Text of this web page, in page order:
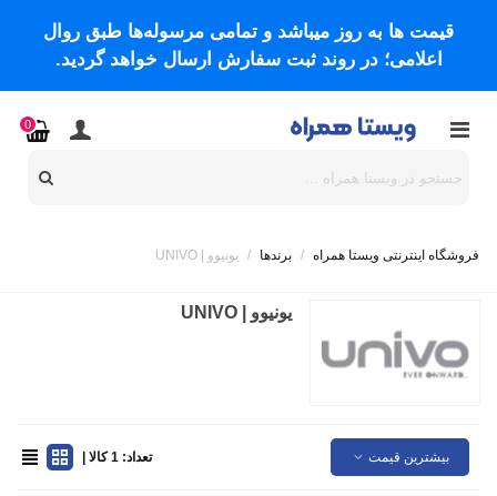
قیمت ها به روز میباشد و تمامی مرسوله‌ها طبق روال
اعلامی؛ در روند ثبت سفارش ارسال خواهد گردید.
0
فروشگاه اینترنتی ویستا همراه / برندها / یونیوو | UNIVO
یونیوو | UNIVO
بیشترین قیمت تعداد: 1 کالا |